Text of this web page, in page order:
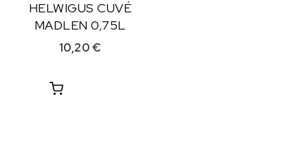
HELWIGUS CUVÉ
MADLEN 0,75L
10,20€